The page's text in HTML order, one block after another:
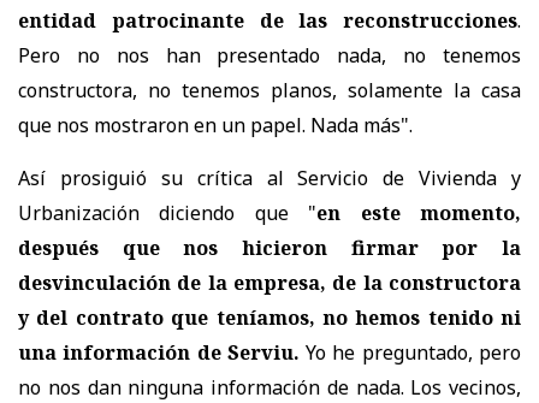
entidad patrocinante de las reconstrucciones.
Pero no nos han presentado nada, no tenemos
constructora, no tenemos planos, solamente la casa
que nos mostraron en un papel. Nada más".
Así prosiguió su crítica al Servicio de Vivienda y
Urbanización diciendo que "en este momento,
después que nos hicieron firmar por la
desvinculación de la empresa, de la constructora
y del contrato que teníamos, no hemos tenido ni
una información de Serviu. Yo he preguntado, pero
no nos dan ninguna información de nada. Los vecinos,